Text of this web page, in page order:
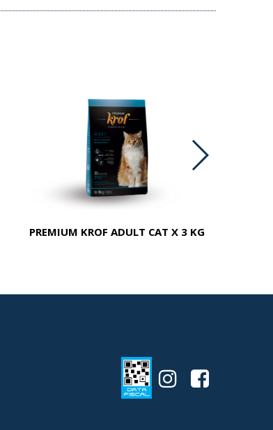
PREMIUM KROF ADULT CAT X 3 KG